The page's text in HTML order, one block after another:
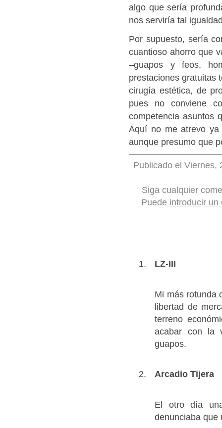
algo que sería
nos serviría tal
Por supuesto, sería
cuantioso ahorro que
–guapos y feos,
prestaciones gratuitas
cirugía estética, de
pues no conviene
competencia asuntos
Aquí no me atrevo ya
aunque presumo que
Publicado el Viernes,
Siga cualquier
Puede introducir un
LZ-III
Mi más rotunda
libertad de
terreno
acabar con la
guapos.
Arcadio Tijera
El otro día
denunciaba que